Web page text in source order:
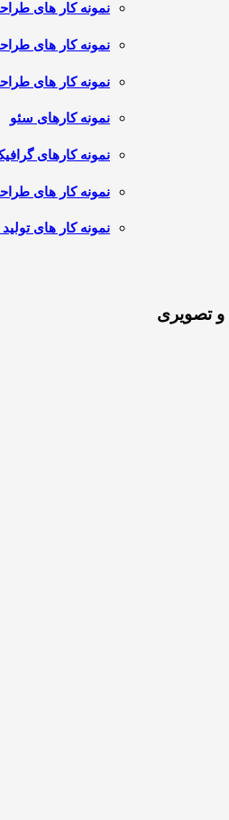
و تصویری
نمونه کار های
نمونه کار های
نمونه کار های
نمونه کارهای سئو
نمونه کارهای
نمونه کار های
نمونه کار های تولید